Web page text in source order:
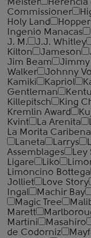
Meister
Herencia
Commissioner
Holy Land
Ingenio Manacas
J. M.
J.J. Whitley
Kilton
Jameson
Jim Beam
Jimmy
Walker
Johnny
Kamiki
Kapriol
Gentleman
Killepitsch
King
Kremlin Award
Kvint
La Arenita
La Morita Caribena
Laneta
Larrys
Assemblages
Ley
Ligare
Liko
Limoncino Bottega
Jolliet
Love Story
Ingal
Machir Bay
Magic Tree
Marett
Martini
Masahiro
de Codorniz